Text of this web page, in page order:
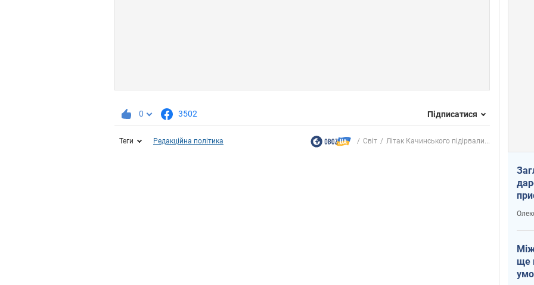
0 3502 Підписатися
Теги Редакційна політика Світ Літак Качинського підірвали...
ще